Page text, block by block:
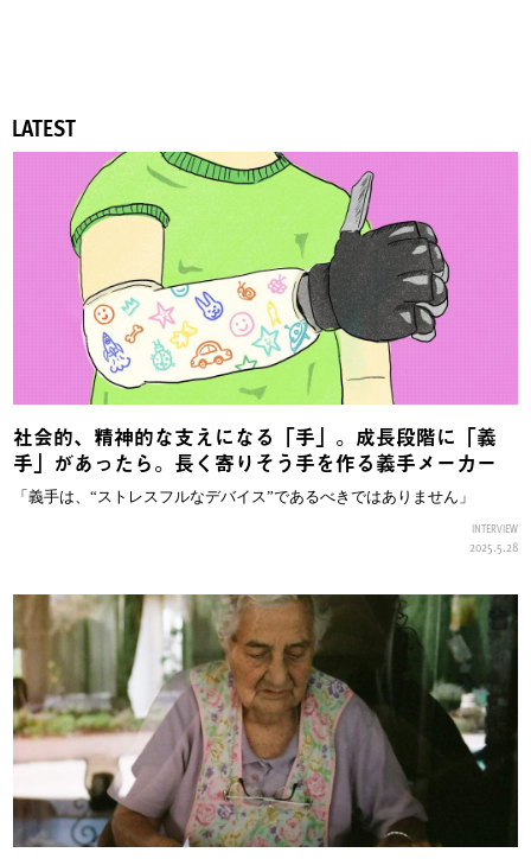
LATEST
社会的、精神的な支えになる「手」。成長段階に「義
手」があったら。長く寄りそう手を作る義手メーカー
「義手は、“ストレスフルなデバイス”であるべきではありません」
INTERVIEW
2025.5.28